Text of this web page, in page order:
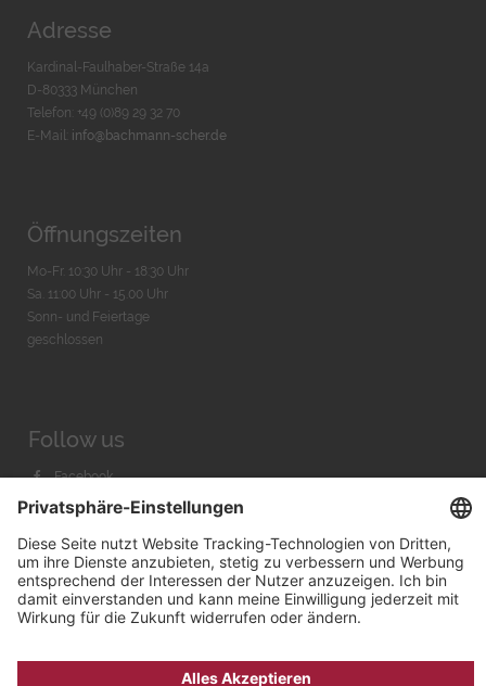
Adresse
Kardinal-Faulhaber-Straße 14a
D-80333 München
Telefon: +49 (0)89 29 32 70
E-Mail: info@bachmann-scher.de
Öffnungszeiten
Mo-Fr. 10:30 Uhr - 18:30 Uhr
Sa. 11:00 Uhr - 15.00 Uhr
Sonn- und Feiertage
geschlossen
Follow us
Facebook
Instagram
Youtube